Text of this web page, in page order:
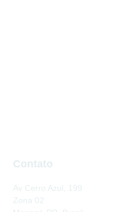
Contato
Av Cerro Azul, 199
Zona 02